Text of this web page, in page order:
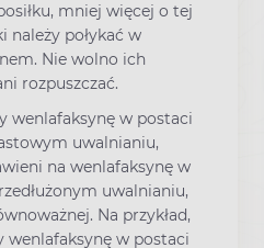
mniej więcej o tej
należy połykać w
Nie wolno ich
rozpuszczać.
wenlafaksynę w postaci
uwalnianiu,
na wenlafaksynę w
uwalnianiu,
Na przykład,
wenlafaksynę w postaci